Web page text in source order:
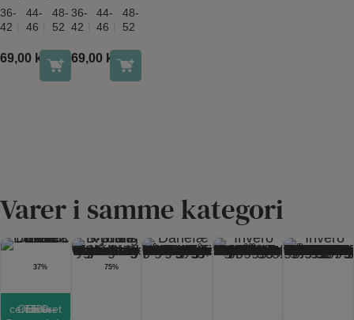
36-
42
44-
46
48-
52
69,00 kr.
36-
42
44-
46
48-
52
69,00 kr.
Varer i samme kategori
37%
Last one
OEKO-TEX certificeret
75%